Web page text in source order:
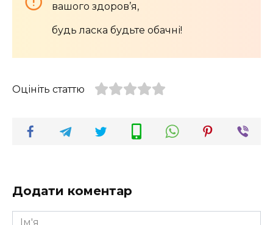
вашого здоров’я,
будь ласка будьте обачні!
Оцініть статтю
Додати коментар
Ім'я